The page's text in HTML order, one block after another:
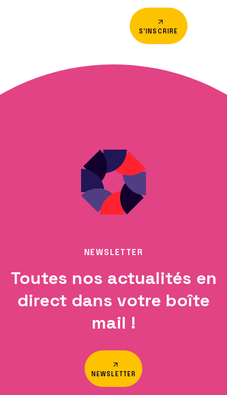
S'INSCRIRE
NEWSLETTER
Toutes nos actualités en
direct dans votre boîte
mail !
NEWSLETTER